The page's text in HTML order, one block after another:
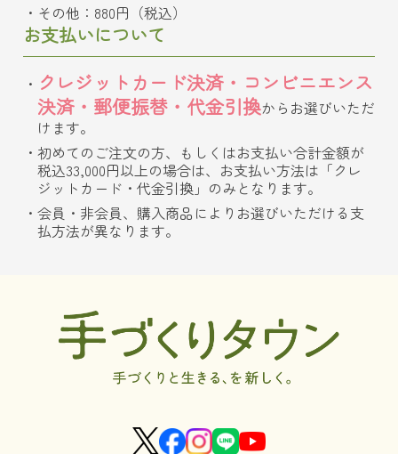
その他：880円（税込）
お支払いについて
クレジットカード決済・コンビニエンス
決済・郵便振替・代金引換からお選びいただ
けます。
初めてのご注文の方、もしくはお支払い合計金額が
税込33,000円以上の場合は、お支払い方法は「クレ
ジットカード・代金引換」のみとなります。
会員・非会員、購入商品によりお選びいただける支
払方法が異なります。